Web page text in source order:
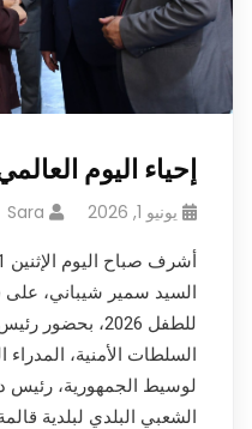
إحياء اليوم العالمي
يونيو 1, 2026 Sara
السيد سمير شيباني، على
للطفل 2026،
السلطات الأمنية، المدراء
لوسيط الجمهورية، رئيس
الشعبي البلدي لبلدية